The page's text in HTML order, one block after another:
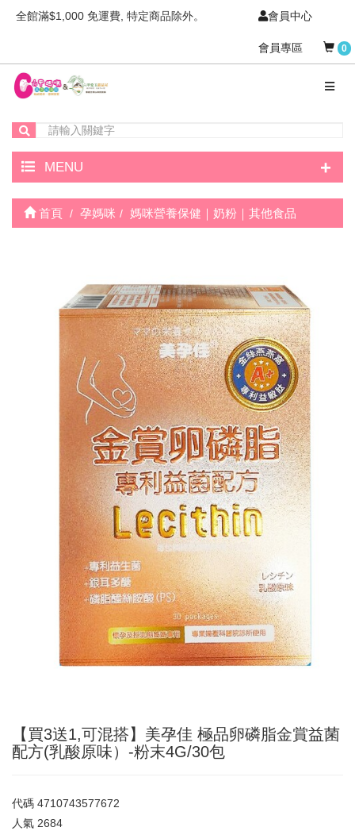
全館滿$1,000 免運費, 特定商品除外。 會員中心
會員專區 0
MENU +
首頁 孕媽咪 媽咪營養保健｜奶粉｜其他食品
【買3送1,可混搭】美孕佳 極品卵磷脂金賞益菌
配方(乳酸原味）-粉末4G/30包
代碼 4710743577672
人氣 2684